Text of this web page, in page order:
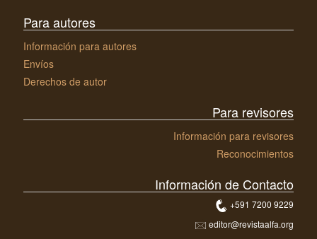
Para autores
Información para autores
Envíos
Derechos de autor
Para revisores
Información para revisores
Reconocimientos
Información de Contacto
+591 7200 9229
editor@revistaalfa.org